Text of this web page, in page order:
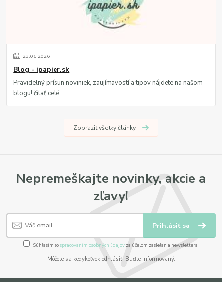
23.06.2026
Blog - ipapier.sk
Pravidelný prísun noviniek, zaujímavostí a tipov nájdete na našom
blogu!čítať celé
Zobraziť všetky články
Nepremeškajte novinky, akcie a
zľavy!
Prihlásiť sa
Súhlasím sospracovaním osobných údajov za účelom zasielania newslettera.
Môžete sa kedykoľvek odhlásiť. Buďte informovaný.